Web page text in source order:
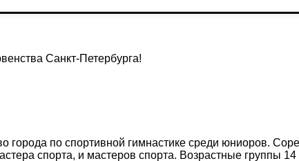
Санкт-Петербурга!
по спортивной гимнастике среди юниоров.
спорта, и мастеров спорта. Возрастные группы